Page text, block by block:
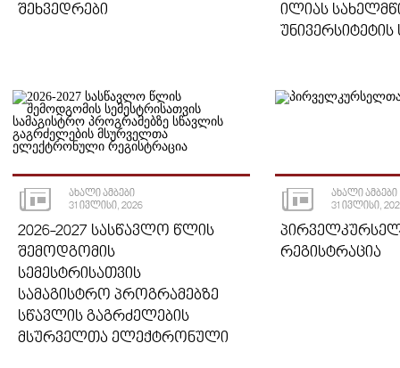
ᲨᲔᲮᲕᲔᲓᲠᲔᲑᲘ
ᲘᲚᲘᲐᲡ
ᲣᲜᲘᲕᲔᲠᲡᲘᲢᲔᲢᲘᲡ
ᲐᲮᲐᲚᲘ ᲐᲛᲑᲔᲑᲘ
31 ᲘᲕᲚᲘᲡᲘ, 2026
2026-2027 ᲡᲐᲡᲬᲐᲕᲚᲝ ᲬᲚᲘᲡ
ᲨᲔᲛᲝᲓᲒᲝᲛᲘᲡ
ᲡᲔᲛᲔᲡᲢᲠᲘᲡᲐᲗᲕᲘᲡ
ᲡᲐᲛᲐᲒᲘᲡᲢᲠᲝ ᲞᲠᲝᲒᲠᲐᲛᲔᲑᲖᲔ
ᲡᲬᲐᲕᲚᲘᲡ ᲒᲐᲒᲠᲫᲔᲚᲔᲑᲘᲡ
ᲛᲡᲣᲠᲕᲔᲚᲗᲐ ᲔᲚᲔᲥᲢᲠᲝᲜᲣᲚᲘ
ᲐᲮᲐᲚᲘ ᲐᲛᲑᲔᲑᲘ
31 ᲘᲕᲚᲘᲡᲘ,
ᲠᲔᲒᲘᲡᲢᲠᲐᲪᲘᲐ